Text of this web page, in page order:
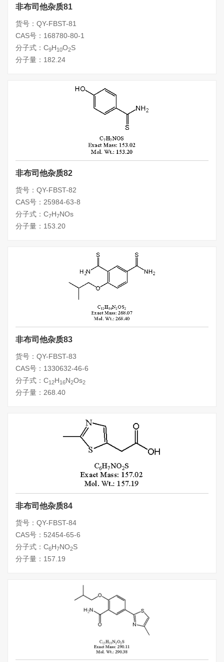
非布司他杂质81
货号：QY-FBST-81
CAS号：168780-80-1
分子式：C9H10O2S
分子量：182.24
非布司他杂质82
货号：QY-FBST-82
CAS号：25984-63-8
分子式：C7H7NOs
分子量：153.20
非布司他杂质83
货号：QY-FBST-83
CAS号：1330632-46-6
分子式：C12H16N2Os2
分子量：268.40
非布司他杂质84
货号：QY-FBST-84
CAS号：52454-65-6
分子式：C6H7NO2S
分子量：157.19